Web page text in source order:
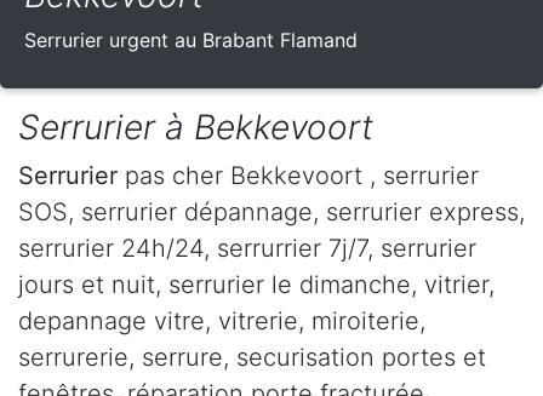
Serrurier urgent au Brabant Flamand
Serrurier à Bekkevoort
Serrurier pas cher Bekkevoort , serrurier
SOS, serrurier dépannage, serrurier express,
serrurier 24h/24, serrurrier 7j/7, serrurier
jours et nuit, serrurier le dimanche, vitrier,
depannage vitre, vitrerie, miroiterie,
serrurerie, serrure, securisation portes et